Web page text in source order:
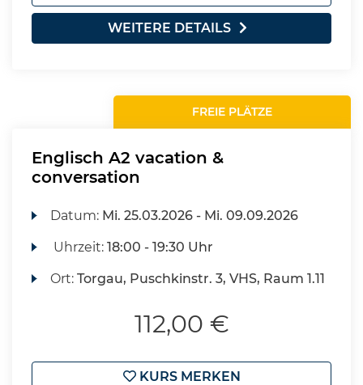
WEITERE DETAILS
FREIE PLÄTZE
Englisch A2 vacation &
conversation
Datum: Mi. 25.03.2026 - Mi. 09.09.2026
Uhrzeit:18:00 - 19:30 Uhr
Ort:Torgau, Puschkinstr. 3, VHS, Raum 1.11
112,00 €
KURS MERKEN